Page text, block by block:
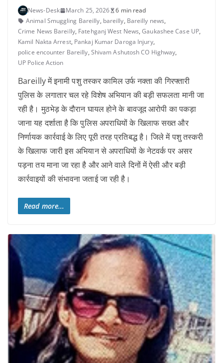
News-Desk March 25, 2026
6 min read
Animal Smuggling Bareilly, bareilly, Bareilly news,
Crime News Bareilly, Fatehganj West News,Gaukashee Case UP,
Kamil Nakta Arrest, Pankaj Kumar Daroga Injury,
police encounter Bareilly, Shivam Ashutosh CO Highway,
UP Police Action
Bareilly में इनामी पशु तस्कर कामिल उर्फ नक्ता की गिरफ्तारी
पुलिस के लगातार चल रहे विशेष अभियान की बड़ी सफलता मानी जा
रही है। मुठभेड़ के दौरान घायल होने के बावजूद आरोपी का पकड़ा
जाना यह दर्शाता है कि पुलिस अपराधियों के खिलाफ सख्त और
निर्णायक कार्रवाई के लिए पूरी तरह प्रतिबद्ध है। जिले में पशु तस्करी
के खिलाफ जारी इस अभियान से अपराधियों के नेटवर्क पर असर
पड़ना तय माना जा रहा है और आने वाले दिनों में ऐसी और बड़ी
कार्रवाइयों की संभावना जताई जा रही है।
Read more...